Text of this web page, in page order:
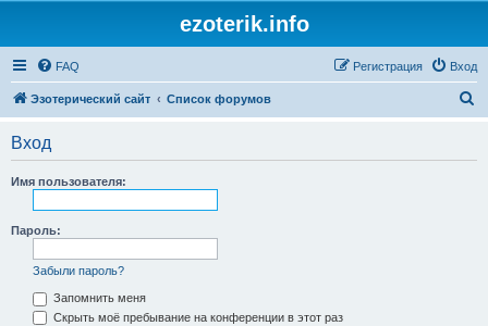
ezoterik.info
FAQ Вход
Регистрация
Эзотерический сайт Список форумов
Вход
Имя пользователя:
Пароль:
Забыли пароль?
Запомнить меня
Скрыть моё пребывание на конференции в этот раз